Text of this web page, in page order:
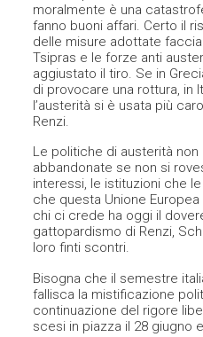
moralmente è una
fanno buoni affari. Certo il
delle misure adottate
Tsipras e le forze anti
aggiustato il tiro. Se in
di provocare una rottura, in
l’austerità si è usata più
Renzi.
Le politiche di austerità
abbandonate se non si
interessi, le istituzioni che
che questa Unione
chi ci crede ha oggi il
gattopardismo di Renzi,
loro finti scontri.
Bisogna che il semestre
fallisca la mistificazione
continuazione del rigore
scesi in piazza il 28 giugno